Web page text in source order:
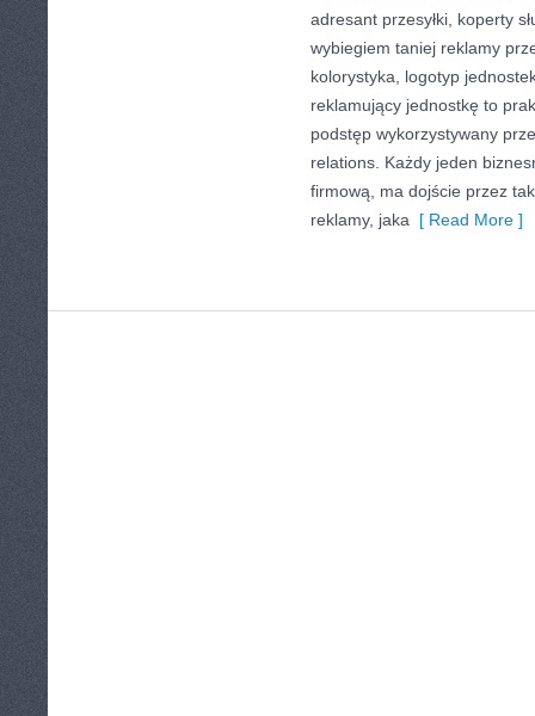
adresant przesyłki, koperty
wybiegiem taniej reklamy
kolorystyka, logotyp
reklamujący jednostkę to
podstęp wykorzystywany
relations. Każdy jeden
firmową, ma dojście przez
reklamy, jaka [ Read More ]